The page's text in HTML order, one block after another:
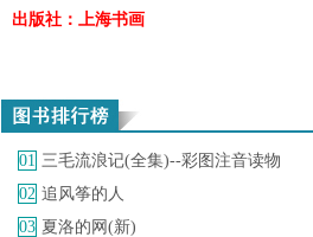
出版社： 上海书画
01 三毛流浪记(全集)--彩图注音读物
02 追风筝的人
03 夏洛的网(新)